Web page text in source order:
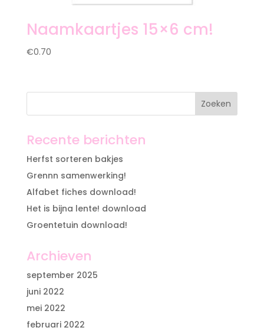
Naamkaartjes 15×6 cm!
€0.70
Recente berichten
Herfst sorteren bakjes
Grennn samenwerking!
Alfabet fiches download!
Het is bijna lente! download
Groentetuin download!
Archieven
september 2025
juni 2022
mei 2022
februari 2022